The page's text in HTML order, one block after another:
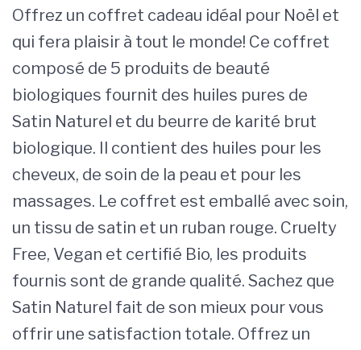
Offrez un coffret cadeau idéal pour Noël et
qui fera plaisir à tout le monde! Ce coffret
composé de 5 produits de beauté
biologiques fournit des huiles pures de
Satin Naturel et du beurre de karité brut
biologique. Il contient des huiles pour les
cheveux, de soin de la peau et pour les
massages. Le coffret est emballé avec soin,
un tissu de satin et un ruban rouge. Cruelty
Free, Vegan et certifié Bio, les produits
fournis sont de grande qualité. Sachez que
Satin Naturel fait de son mieux pour vous
offrir une satisfaction totale. Offrez un